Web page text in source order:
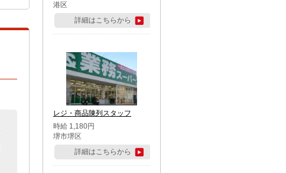
港区
詳細はこちらから
レジ・商品陳列スタッフ
時給 1,180円
堺市堺区
詳細はこちらから